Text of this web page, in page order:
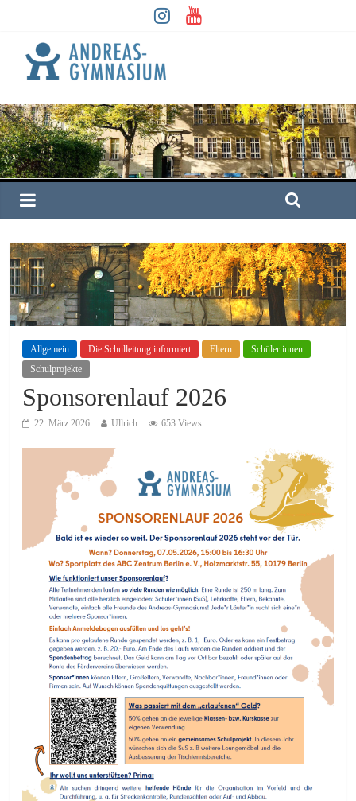
Allgemein Die Schulleitung informiert Eltern
Schüler:innen
Schulprojekte
Sponsorenlauf 2026
22. März 2026 Ullrich 653 Views